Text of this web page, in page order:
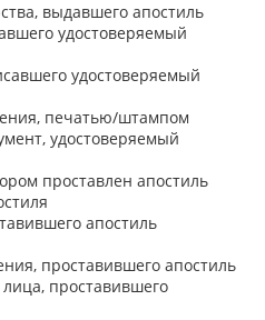
выдавшего апостиль
удостоверяемый
удостоверяемый
печатью/штампом
удостоверяемый
проставлен апостиль
апостиль
проставившего апостиль
проставившего